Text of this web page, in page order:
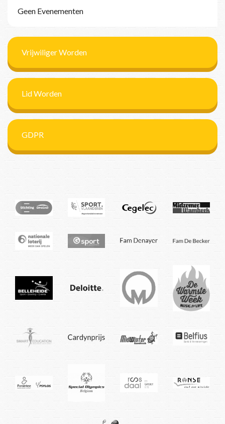
Geen Evenementen
Vrijwiliger Worden
Lid Worden
GDPR